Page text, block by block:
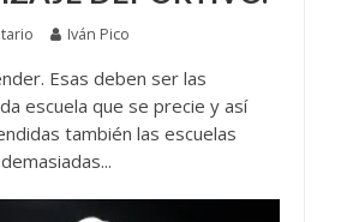
Iván Pico
Esas deben ser las
escuela que se precie y así
también las escuelas